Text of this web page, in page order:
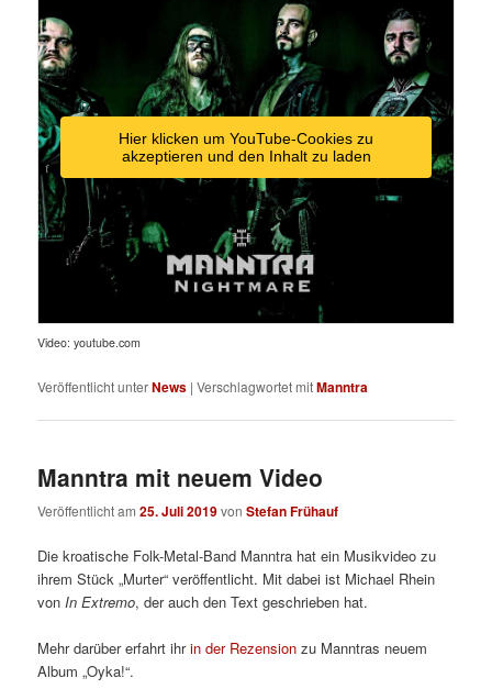
Hier klicken um YouTube-Cookies zu
akzeptieren und den Inhalt zu laden
Video: youtube.com
Veröffentlicht unterNews |Verschlagwortet mitManntra
Manntra mit neuem Video
Veröffentlicht am25. Juli 2019vonStefan Frühauf
Die kroatische Folk-Metal-Band Manntra hat ein Musikvideo zu
ihrem Stück „Murter“ veröffentlicht. Mit dabei ist Michael Rhein
vonIn Extremo, der auch den Text geschrieben hat.
Mehr darüber erfahrt ihrin der Rezension zu Manntras neuem
Album „Oyka!“.